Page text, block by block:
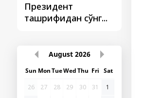
Президент
ташрифидан сўнг...
August 2026
Sun MonTueWedThu Fri Sat
26
27 28 29 30 31
1